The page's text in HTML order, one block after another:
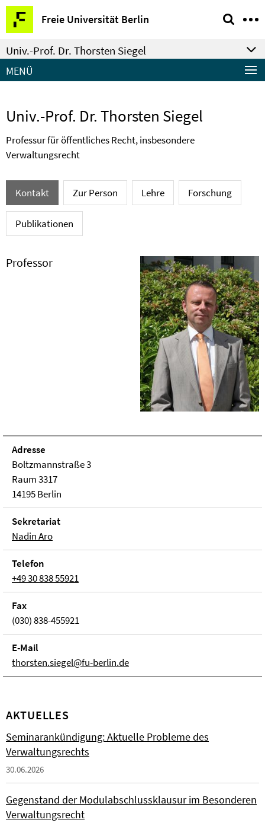
Springe
direkt
zu
Inhalt
Freie Universität Berlin
Service-
Navigation
Univ.-Prof. Dr. Thorsten Siegel
MENÜ
Univ.-Prof. Dr. Thorsten Siegel
Professur für öffentliches Recht, insbesondere
Verwaltungsrecht
Kontakt Zur Person Lehre Forschung
Publikationen
Professor
Adresse
Boltzmannstraße 3
Raum 3317
14195 Berlin
Sekretariat
Nadin Aro
Telefon
+49 30 838 55921
Fax
(030) 838-455921
E-Mail
thorsten.siegel@fu-berlin.de
AKTUELLES
Seminarankündigung: Aktuelle Probleme des
Verwaltungsrechts
30.06.2026
Gegenstand der Modulabschlussklausur im Besonderen
Verwaltungsrecht